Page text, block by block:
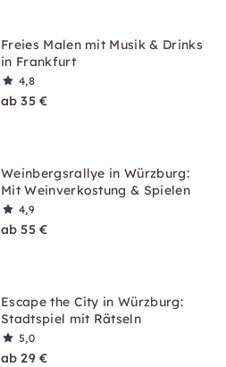
Freies Malen mit Musik & Drinks
in Frankfurt
4,8
ab 35 €
Weinbergsrallye in Würzburg:
Mit Weinverkostung & Spielen
4,9
ab 55 €
Escape the City in Würzburg:
Stadtspiel mit Rätseln
5,0
ab 29 €